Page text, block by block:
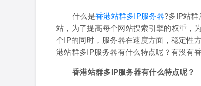
什么是香港站群多IP服务器?多IP站
站，为了提高每个网站搜索引擎的权重，
个IP的同时，服务器在速度方面，稳定性
港站群多IP服务器有什么特点呢？有没有
香港站群多IP服务器有什么特点呢？